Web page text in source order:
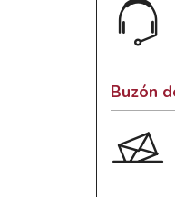
Buzón